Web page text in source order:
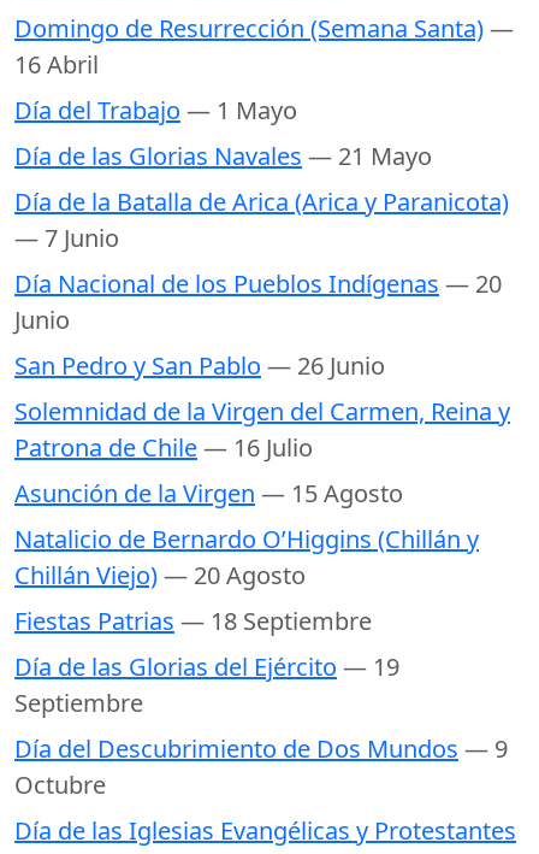
Domingo de Resurrección (Semana Santa)—
16 Abril
Día del Trabajo — 1 Mayo
Día de las Glorias Navales — 21 Mayo
Día de la Batalla de Arica (Arica y Paranicota)
— 7 Junio
Día Nacional de los Pueblos Indígenas — 20
Junio
San Pedro y San Pablo — 26 Junio
Solemnidad de la Virgen del Carmen, Reina y
Patrona de Chile— 16 Julio
Asunción de la Virgen — 15 Agosto
Natalicio de Bernardo O’Higgins (Chillán y
Chillán Viejo)— 20 Agosto
Fiestas Patrias — 18 Septiembre
Día de las Glorias del Ejército — 19
Septiembre
Día del Descubrimiento de Dos Mundos — 9
Octubre
Día de las Iglesias Evangélicas y Protestantes